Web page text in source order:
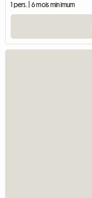
1 pers. | 6 mois minimum